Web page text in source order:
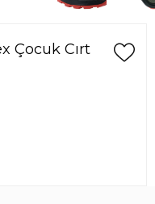
Çocuk Cırt